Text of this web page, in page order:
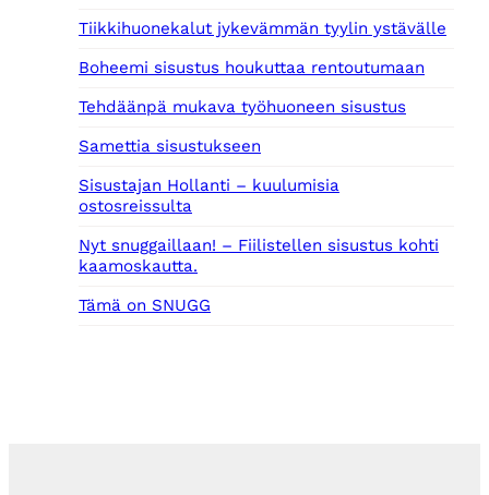
Tiikkihuonekalut jykevämmän tyylin ystävälle
Boheemi sisustus houkuttaa rentoutumaan
Tehdäänpä mukava työhuoneen sisustus
Samettia sisustukseen
Sisustajan Hollanti – kuulumisia
ostosreissulta
Nyt snuggaillaan! – Fiilistellen sisustus kohti
kaamoskautta.
Tämä on SNUGG